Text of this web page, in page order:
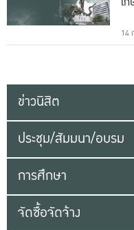
14
ข่าวนิสิต
ประชุม/สัมมนา/อบรม
การศึกษา
จัดซื้อจัดจ้าง